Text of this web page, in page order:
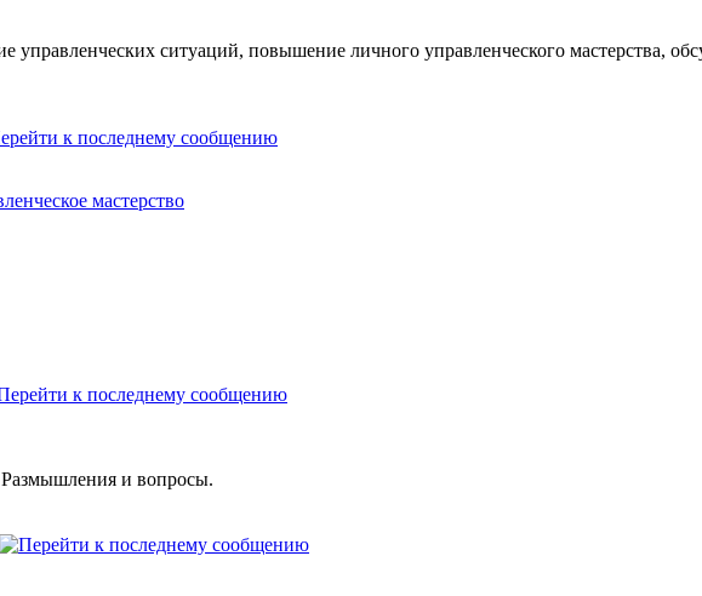
управленческих ситуаций, повышение личного управленческого мастерства,
мастерство
Размышления и вопросы.